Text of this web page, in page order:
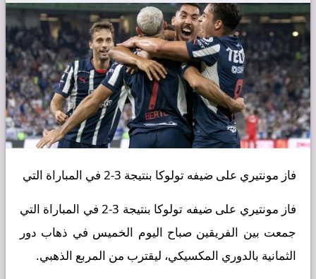
فاز مونتيري على ضيفه تولوكا بنتيجة 3-2 في المباراة التي
فاز مونتيري على ضيفه تولوكا بنتيجة 3-2 في المباراة التي
جمعت بين الفريقين صباح اليوم الخميس في ذهاب دور
الثمانية بالدوري المكسيكي، ليقترب من المربع الذهبي.